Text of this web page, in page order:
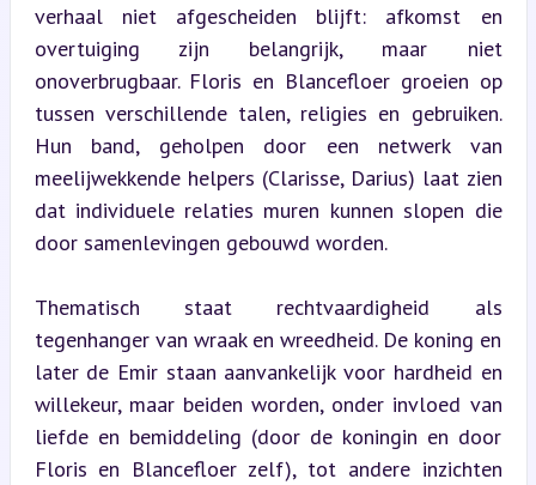
verhaal niet afgescheiden blijft: afkomst en
overtuiging zijn belangrijk, maar niet
onoverbrugbaar. Floris en Blancefloer groeien op
tussen verschillende talen, religies en gebruiken.
Hun band, geholpen door een netwerk van
meelijwekkende helpers (Clarisse, Darius) laat zien
dat individuele relaties muren kunnen slopen die
door samenlevingen gebouwd worden.
Thematisch staat rechtvaardigheid als
tegenhanger van wraak en wreedheid. De koning en
later de Emir staan aanvankelijk voor hardheid en
willekeur, maar beiden worden, onder invloed van
liefde en bemiddeling (door de koningin en door
Floris en Blancefloer zelf), tot andere inzichten